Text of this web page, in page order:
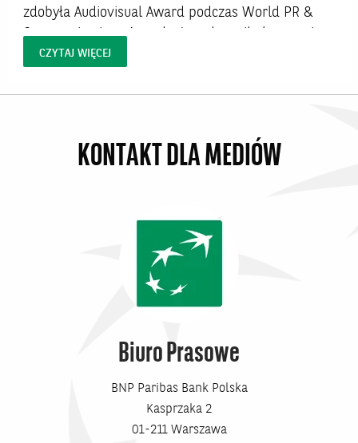
zdobyła Audiovisual Award podczas World PR &
Communications Awards. Jury doceniło kampanię
za autentyczne opowiedzenie historii europejskich
materiałów, które pokazują realną współpracę z
CZYTAJ WIĘCEJ
KONTAKT DLA MEDIÓW
Biuro Prasowe
BNP Paribas Bank Polska
Kasprzaka 2
01-211 Warszawa